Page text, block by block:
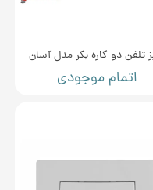
تلفن دو کاره بکر مدل آسان
اتمام موجودی